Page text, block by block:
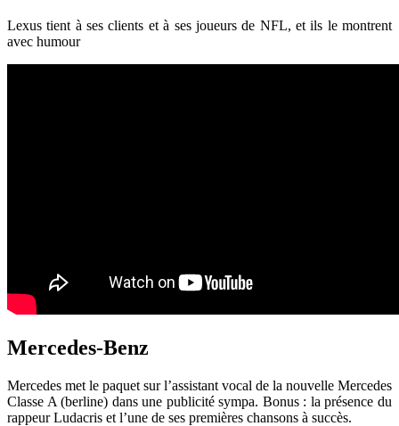
Lexus tient à ses clients et à ses joueurs de NFL, et ils le montrent
avec humour
Mercedes-Benz
Mercedes met le paquet sur l’assistant vocal de la nouvelle Mercedes
Classe A (berline) dans une publicité sympa. Bonus : la présence du
rappeur Ludacris et l’une de ses premières chansons à succès.